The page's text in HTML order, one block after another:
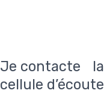
Je contacte la
cellule d’écoute